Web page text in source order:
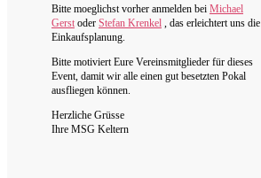
Bitte moeglichst vorher anmelden bei Michael
Gerst oder Stefan Krenkel , das erleichtert uns die
Einkaufsplanung.
Bitte motiviert Eure Vereinsmitglieder für dieses
Event, damit wir alle einen gut besetzten Pokal
ausfliegen können.
Herzliche Grüsse
Ihre MSG Keltern